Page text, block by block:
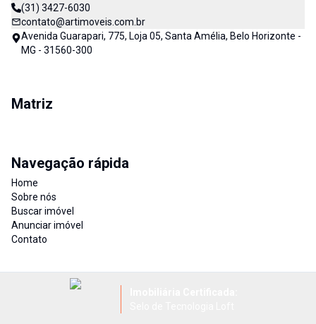
(31) 3427-6030
contato@artimoveis.com.br
Avenida Guarapari, 775, Loja 05, Santa Amélia, Belo Horizonte -
MG - 31560-300
Matriz
Navegação rápida
Home
Sobre nós
Buscar imóvel
Anunciar imóvel
Contato